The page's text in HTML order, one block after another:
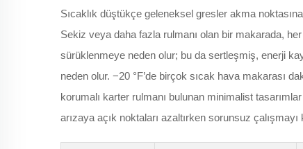
Sıcaklık düştükçe geleneksel gresler akma
Sekiz veya daha fazla rulmanı olan bir makarada,
sürüklenmeye neden olur; bu da sertleşmiş, enerji
neden olur. −20 °F’de birçok sıcak hava makarası
korumalı karter rulmanı bulunan minimalist
arızaya açık noktaları azaltırken sorunsuz çalışmayı